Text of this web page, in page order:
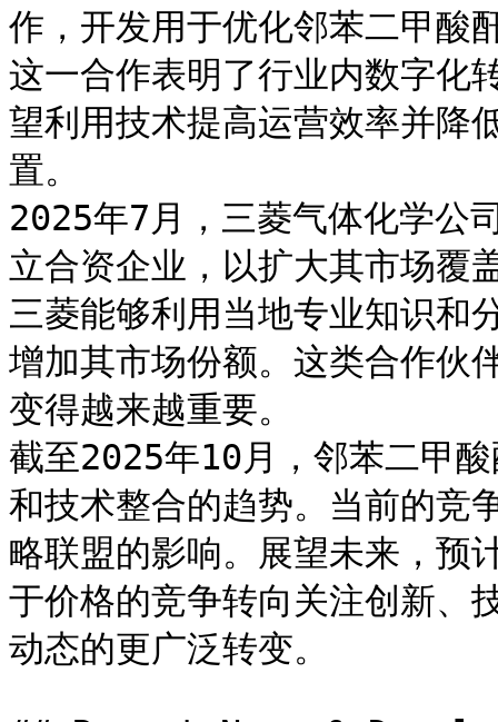
作，开发用于优化邻苯二甲酸
这一合作表明了行业内数字化
望利用技术提高运营效率并降
置。
2025年7月，三菱气体化学公
立合资企业，以扩大其市场覆
三菱能够利用当地专业知识和
增加其市场份额。这类合作伙
变得越来越重要。
截至2025年10月，邻苯二甲
和技术整合的趋势。当前的竞
略联盟的影响。展望未来，预
于价格的竞争转向关注创新、
动态的更广泛转变。